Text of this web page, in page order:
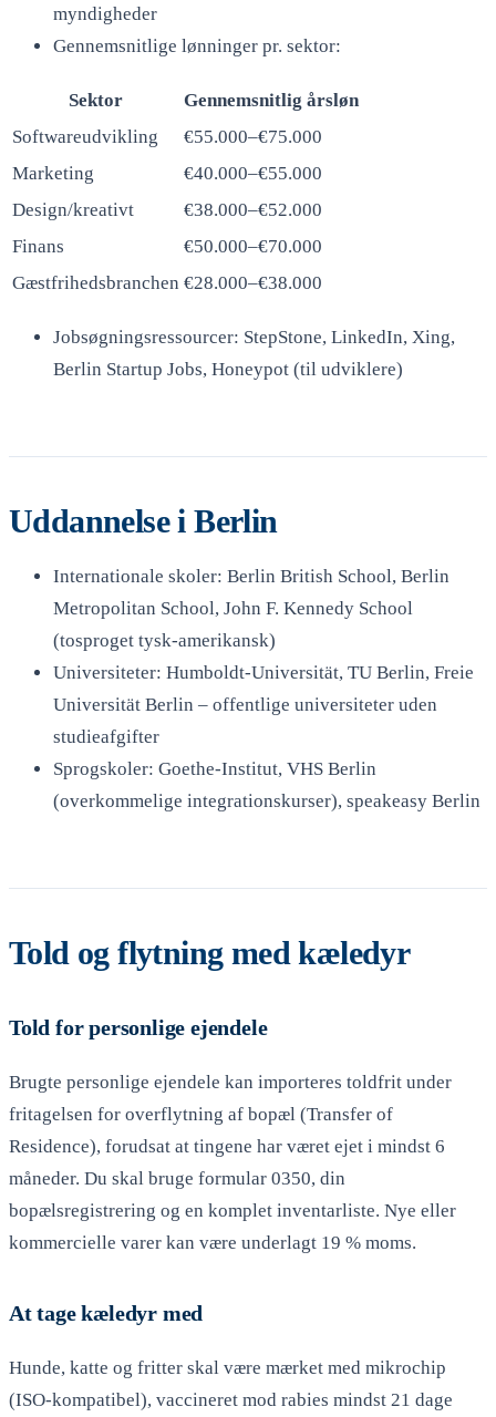
myndigheder
Gennemsnitlige lønninger pr. sektor:
Sektor
Gennemsnitlig årsløn
Softwareudvikling
€55.000–€75.000
Marketing
€40.000–€55.000
Design/kreativt
€38.000–€52.000
Finans
€50.000–€70.000
Gæstfrihedsbranchen €28.000–€38.000
Jobsøgningsressourcer: StepStone, LinkedIn, Xing,
Berlin Startup Jobs, Honeypot (til udviklere)
Uddannelse i Berlin
Internationale skoler: Berlin British School, Berlin
Metropolitan School, John F. Kennedy School
(tosproget tysk-amerikansk)
Universiteter: Humboldt-Universität, TU Berlin, Freie
Universität Berlin – offentlige universiteter uden
studieafgifter
Sprogskoler: Goethe-Institut, VHS Berlin
(overkommelige integrationskurser), speakeasy Berlin
Told og flytning med kæledyr
Told for personlige ejendele
Brugte personlige ejendele kan importeres toldfrit under
fritagelsen for overflytning af bopæl (Transfer of
Residence), forudsat at tingene har været ejet i mindst 6
måneder. Du skal bruge formular 0350, din
bopælsregistrering og en komplet inventarliste. Nye eller
kommercielle varer kan være underlagt 19 % moms.
At tage kæledyr med
Hunde, katte og fritter skal være mærket med mikrochip
(ISO-kompatibel), vaccineret mod rabies mindst 21 dage